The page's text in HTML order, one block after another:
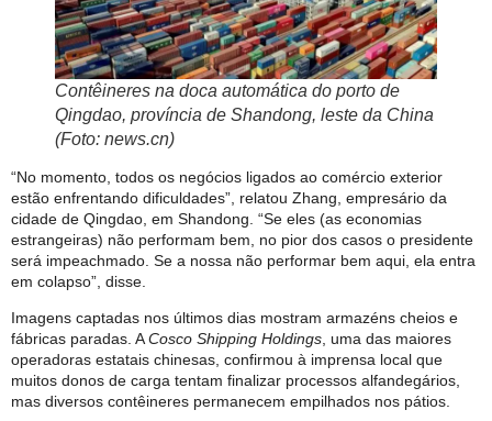
Contêineres na doca automática do porto de
Qingdao, província de Shandong, leste da China
(Foto: news.cn)
“No momento, todos os negócios ligados ao comércio exterior
estão enfrentando dificuldades”, relatou Zhang, empresário da
cidade de Qingdao, em Shandong. “Se eles (as economias
estrangeiras) não performam bem, no pior dos casos o presidente
será impeachmado. Se a nossa não performar bem aqui, ela entra
em colapso”, disse.
Imagens captadas nos últimos dias mostram armazéns cheios e
fábricas paradas. ACosco Shipping Holdings , uma das maiores
operadoras estatais chinesas, confirmou à imprensa local que
muitos donos de carga tentam finalizar processos alfandegários,
mas diversos contêineres permanecem empilhados nos pátios.